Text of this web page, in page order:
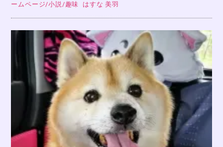
ームページ/小説/趣味 はすな 美羽